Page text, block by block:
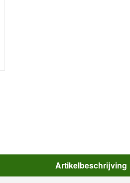
Artikelbeschrijving